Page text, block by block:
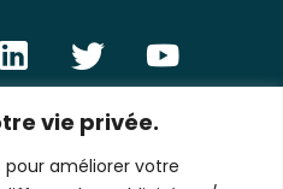
vie privée.
pour améliorer votre